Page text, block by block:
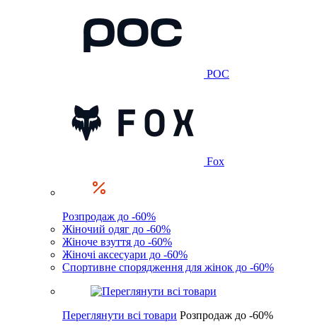
POC
Fox
Розпродаж до -60%
Жіночий одяг до -60%
Жіноче взуття до -60%
Жіночі аксесуари до -60%
Спортивне спорядження для жінок до -60%
Переглянути всі товари Розпродаж до -60%